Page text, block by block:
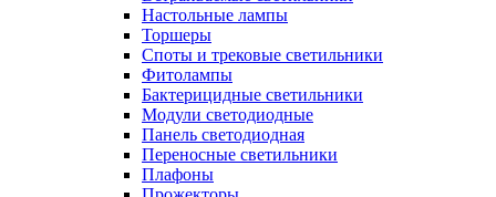
Настольные лампы
Торшеры
Споты и трековые светильники
Фитолампы
Бактерицидные светильники
Модули светодиодные
Панель светодиодная
Переносные светильники
Плафоны